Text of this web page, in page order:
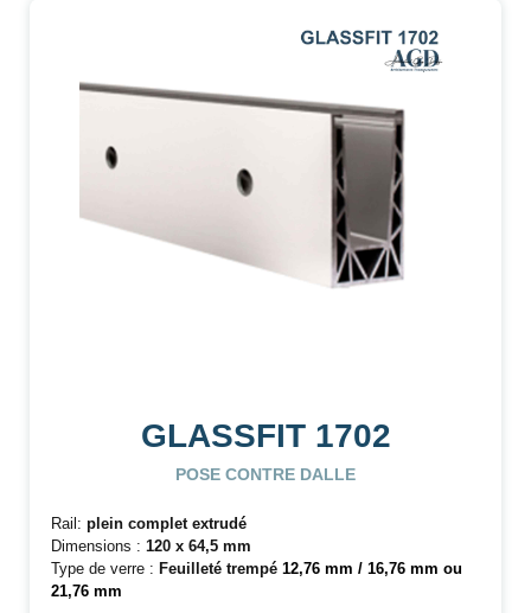
GLASSFIT 1702
POSE CONTRE DALLE
Rail: plein complet extrudé
Dimensions : 120 x 64,5 mm
Type de verre : Feuilleté trempé 12,76 mm / 16,76 mm ou
21,76 mm